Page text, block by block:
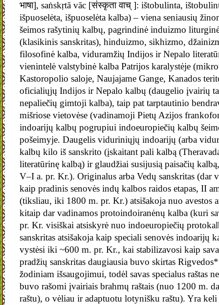
भाषा], saṅskṛtā vāc [संस्कृता वाच् ]: ištobulinta,
išpuoselėta, išpuoselėta kalba) – viena seniausių
šeimos rašytinių kalbų, pagrindinė induizmo
(klasikinis sanskritas), hinduizmo, sikhizmo,
filosofinė kalba, viduramžių Indijos ir Nepalo
vienintelė valstybinė kalba Patrijos karalystėje
Kastoropolio saloje, Naujajame Gange, Kanados
oficialiųjų Indijos ir Nepalo kalbų (daugelio įvairių
nepaliečių gimtoji kalba), taip pat tarptautinio
mišriose vietovėse (vadinamoji Pietų Azijos
indoarijų kalbų pogrupiui indoeuropiečių kalbų
pošeimyje. Daugelis viduriniųjų indoarijų (arba
kalbų ​​​​kilo iš sanskrito (įskaitant pali kalbą
literatūrinę kalbą) ir glaudžiai susijusią paisačių
V–I a. pr. Kr.). Originalus arba Vedų sanskritas (dar
kaip pradinis senovės indų kalbos raidos etapas, II
(tiksliau, iki 1800 m. pr. Kr.) atsišakoja nuo avestos
kitaip dar vadinamos protoindoiranėnų kalba (kuri
pr. Kr. visiškai atsiskyrė nuo indoeuropiečių
sanskritas atsišakoja kaip speciali senovės indoarijų
vystėsi iki ~600 m. pr. Kr., kai stabilizavosi kaip
pradžių sanskritas daugiausia buvo skirtas
žodiniam išsaugojimui, todėl savas specialus raštas
buvo rašomi įvairiais brahmų raštais (nuo 1200 m.
raštu), o vėliau ir adaptuotu lotynišku raštu). Yra